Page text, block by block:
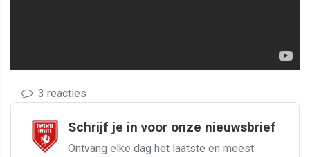
3 reacties
Schrijf je in voor onze nieuwsbrief
Ontvang elke dag het laatste en meest